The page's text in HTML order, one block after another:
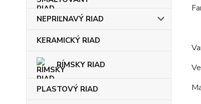
NEPRIĽNAVÝ RIAD
KERAMICKÝ RIAD
RÍMSKY RIAD
PLASTOVÝ RIAD